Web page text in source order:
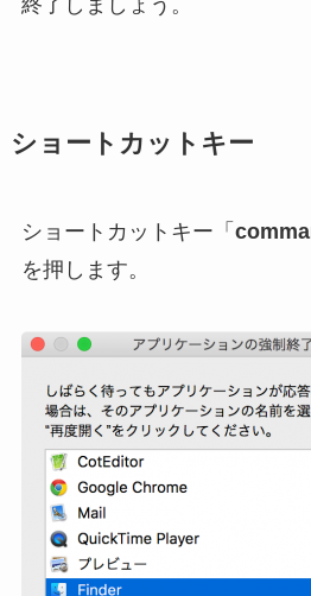
ショートカットキー
ショートカットキー「
を押します。